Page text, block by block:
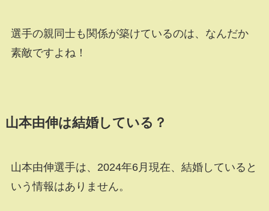
選手の親同士も関係が築けているのは、なんだか
素敵ですよね！
山本由伸は結婚している？
山本由伸選手は、 2024年6月現在、結婚していると
いう情報はありません。